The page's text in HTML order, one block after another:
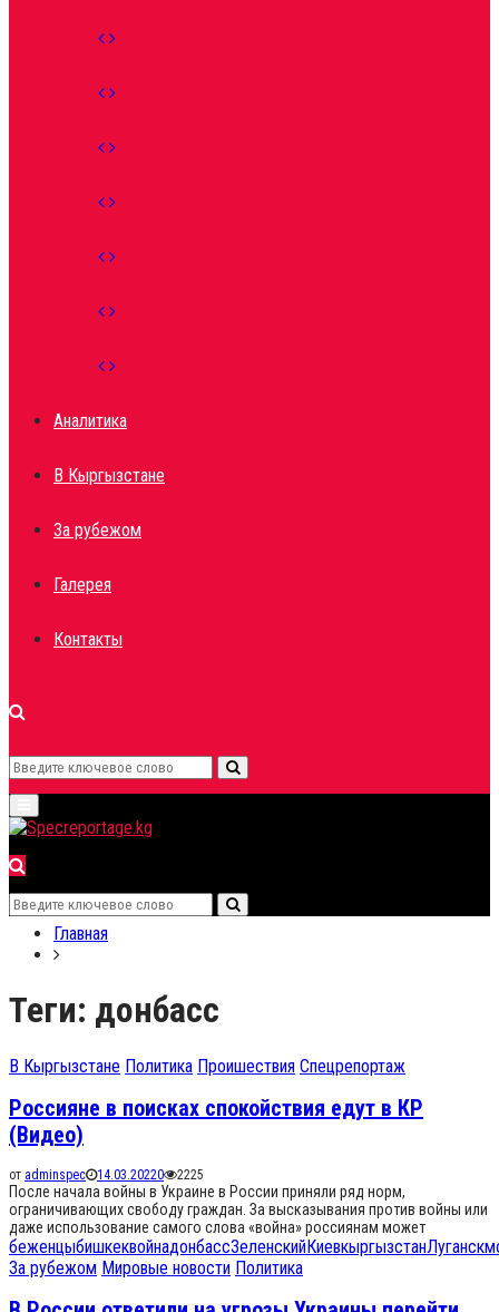
Аналитика
В Кыргызстане
За рубежом
Галерея
Контакты
Search
for:
Search
Menu
Search
for:
Search
Главная
Теги: донбасс
В Кыргызстане Политика Проишествия Спецрепортаж
Россияне в поисках спокойствия едут в КР
(Видео)
от adminspec 14.03.20220 2225
После начала войны в Украине в России приняли ряд норм,
ограничивающих свободу граждан. За высказывания против войны или
даже использование самого слова «война» россиянам может
беженцыбишкеквойнадонбассЗеленскийКиевкыргызстанЛуганск
За рубежом Мировые новости Политика